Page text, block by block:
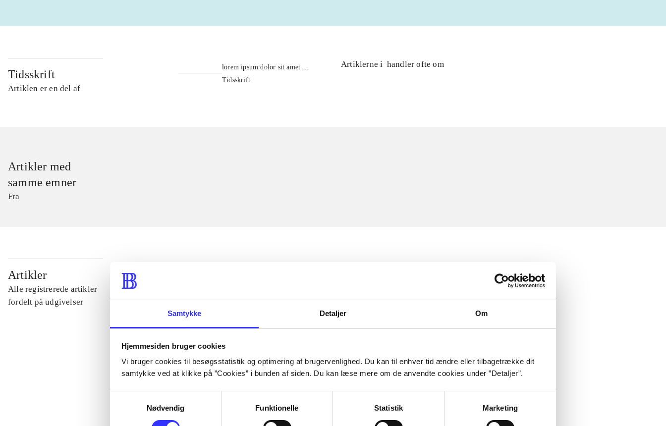
Samtykke Detaljer Om
Hjemmesiden bruger cookies
Vi bruger cookies til besøgsstatistik og optimering af brugervenlighed. Du kan til enhver tid ændre eller tilbagetrække dit
samtykke ved at klikke på ”Cookies” i bunden af siden. Du kan læse mere om de anvendte cookies under ”Detaljer”.
Nødvendig
Funktionelle Statistik Marketing
Tidsskrift
Artiklen er en del af
lorem ipsum dolor sit amet ...
Tidsskrift
Artiklerne i handler ofte om
Artikler med
samme emner
Fra
Artikler
Alle registrerede artikler
fordelt på udgivelser
...
...